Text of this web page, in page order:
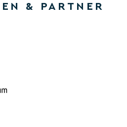
& PARTNER